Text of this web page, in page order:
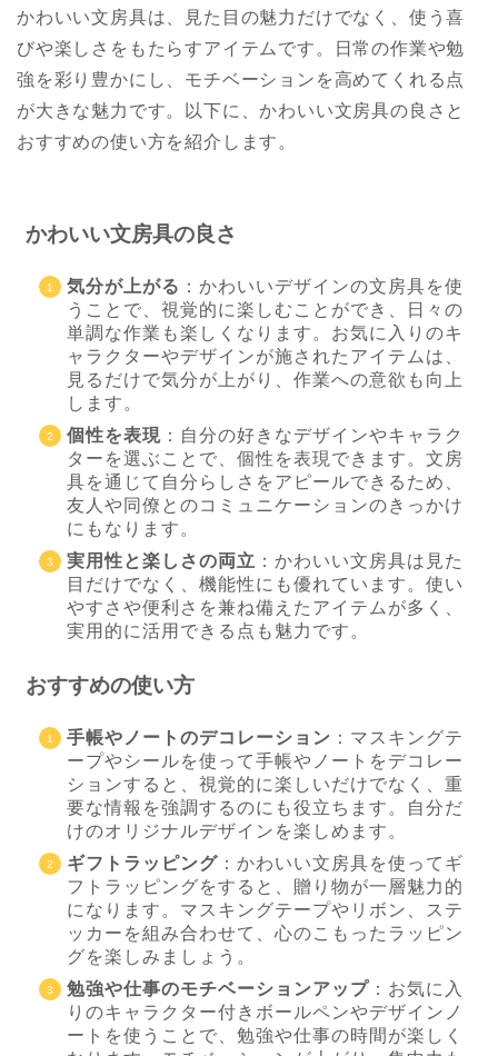
かわいい文房具は、見た目の魅力だけでなく、使う喜
びや楽しさをもたらすアイテムです。日常の作業や勉
強を彩り豊かにし、モチベーションを高めてくれる点
が大きな魅力です。以下に、かわいい文房具の良さと
おすすめの使い方を紹介します。
かわいい文房具の良さ
気分が上がる ：かわいいデザインの文房具を使
うことで、視覚的に楽しむことができ、日々の
単調な作業も楽しくなります。お気に入りのキ
ャラクターやデザインが施されたアイテムは、
見るだけで気分が上がり、作業への意欲も向上
します。
個性を表現 ：自分の好きなデザインやキャラク
ターを選ぶことで、個性を表現できます。文房
具を通じて自分らしさをアピールできるため、
友人や同僚とのコミュニケーションのきっかけ
にもなります。
実用性と楽しさの両立 ：かわいい文房具は見た
目だけでなく、機能性にも優れています。使い
やすさや便利さを兼ね備えたアイテムが多く、
実用的に活用できる点も魅力です。
おすすめの使い方
手帳やノートのデコレーション ：マスキングテ
ープやシールを使って手帳やノートをデコレー
ションすると、視覚的に楽しいだけでなく、重
要な情報を強調するのにも役立ちます。自分だ
けのオリジナルデザインを楽しめます。
ギフトラッピング ：かわいい文房具を使ってギ
フトラッピングをすると、贈り物が一層魅力的
になります。マスキングテープやリボン、ステ
ッカーを組み合わせて、心のこもったラッピン
グを楽しみましょう。
勉強や仕事のモチベーションアップ ：お気に入
りのキャラクター付きボールペンやデザインノ
ートを使うことで、勉強や仕事の時間が楽しく